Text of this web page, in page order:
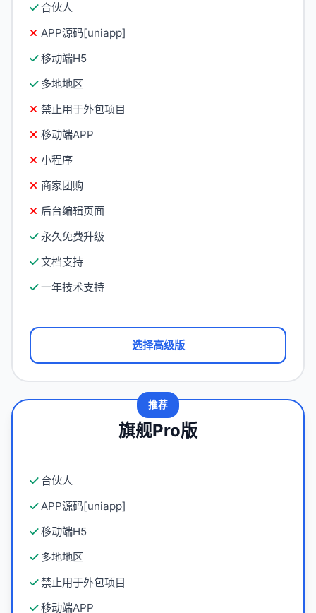
合伙人
APP源码[uniapp]
移动端H5
多地地区
禁止用于外包项目
移动端APP
小程序
商家团购
后台编辑页面
永久免费升级
文档支持
一年技术支持
选择高级版
推荐
旗舰Pro版
合伙人
APP源码[uniapp]
移动端H5
多地地区
禁止用于外包项目
移动端APP